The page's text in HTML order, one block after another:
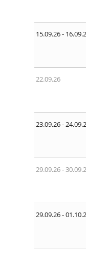
15.09.26 -
22.09.26
23.09.26 -
29.09.26 -
29.09.26 -